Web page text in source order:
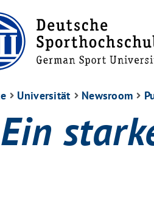
Universität Newsroom
Ein